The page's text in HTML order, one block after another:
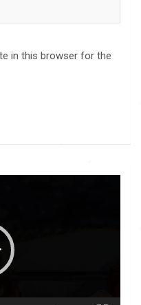
in this browser for the